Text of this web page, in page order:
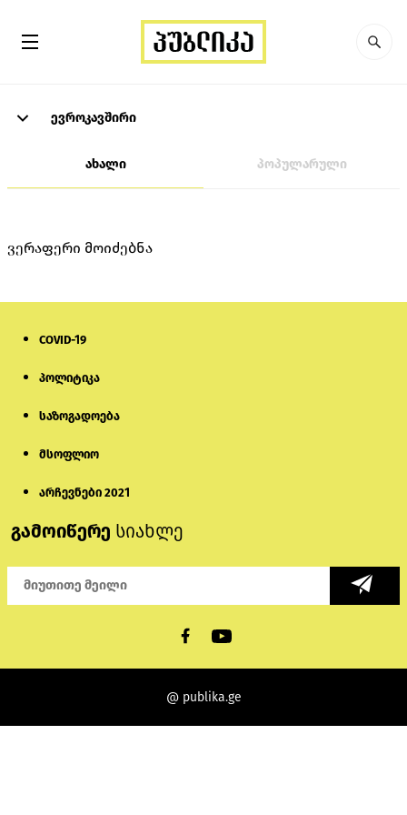
ევროკავშირი
ახალი პოპულარული
ვერაფერი მოიძებნა
COVID-19
პოლიტიკა
საზოგადოება
მსოფლიო
არჩევნები 2021
გამოიწერე სიახლე
@ publika.ge